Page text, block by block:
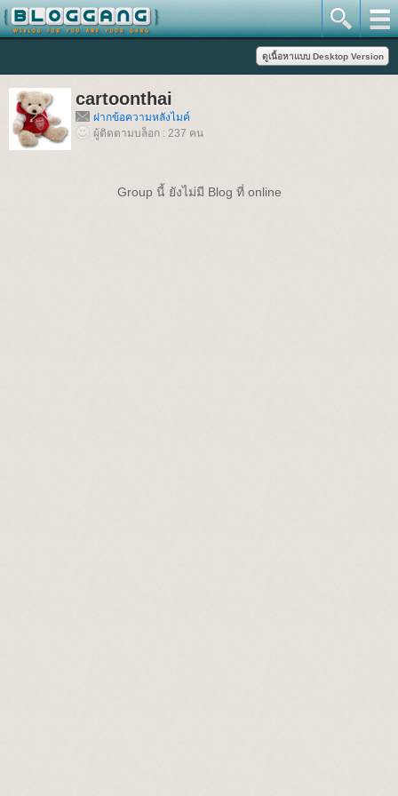
cartoonthai
ฝากข้อความหลังไมค์
ผู้ติดตามบล็อก : 237 คน
Group นี้ ยังไม่มี Blog ที่ online